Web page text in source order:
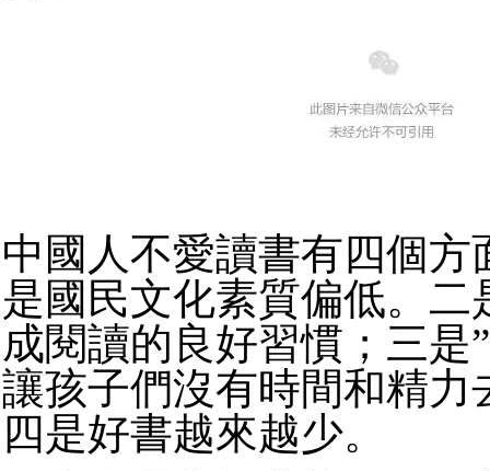
中國人不愛讀書有四個方
是國民文化素質偏低。二
成閱讀的良好習慣；三是
讓孩子們沒有時間和精力
四是好書越來越少。